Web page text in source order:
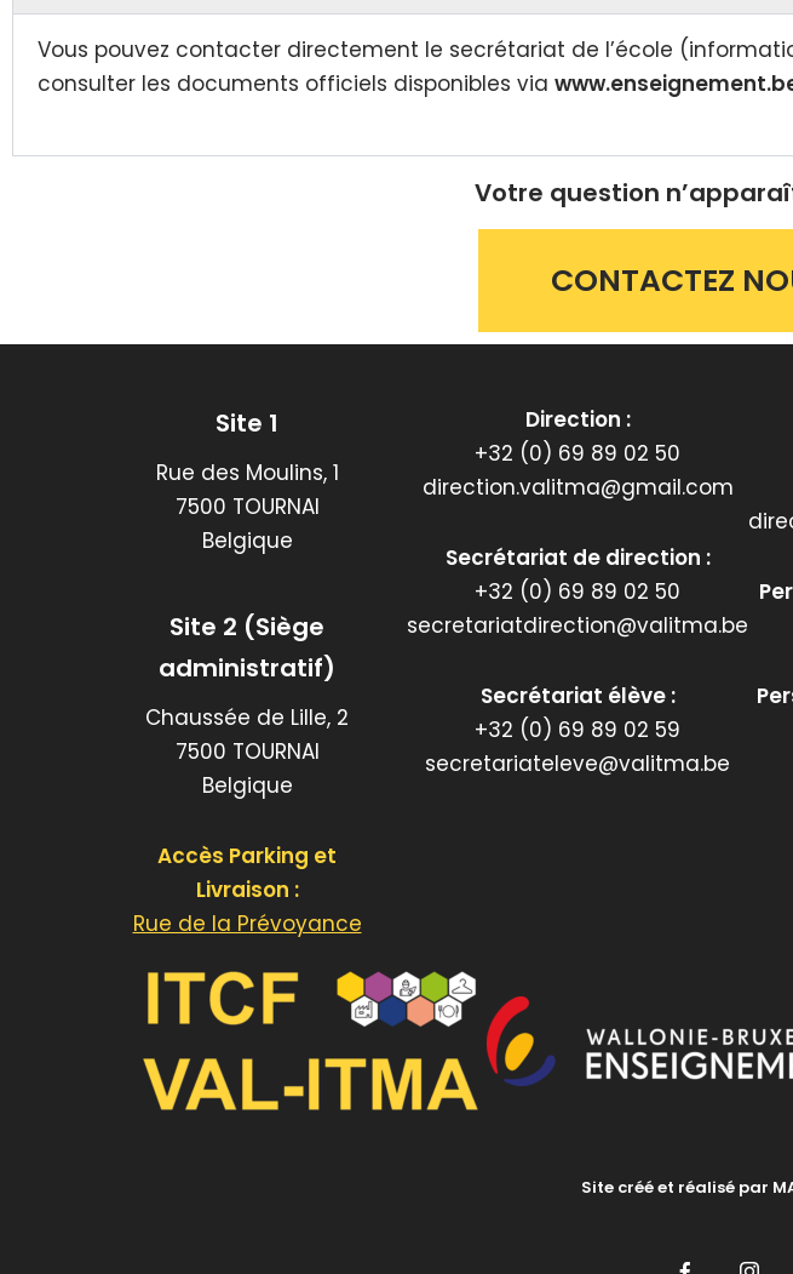
Vous pouvez contacter directement le secrétariat de l’école
consulter les documents officiels disponibles via
Votre question
CONTACTEZ
Site 1
Rue des Moulins, 1
7500 TOURNAI
Belgique
Site 2 (Siège
administratif)
Chaussée de Lille, 2
7500 TOURNAI
Belgique
Accès Parking et
Livraison :
Rue de la Prévoyance
Direction :
+32 (0) 69 89 02 50
direction.valitma@gmail.com
Secrétariat de direction :
+32 (0) 69 89 02 50
secretariatdirection@valitma.be
Secrétariat élève :
+32 (0) 69 89 02 59
secretariateleve@valitma.be
Site créé et réalisé par